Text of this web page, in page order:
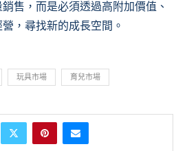
售，而是必須透過高附加價值、
，尋找新的成長空間。
玩具市場 育兒市場